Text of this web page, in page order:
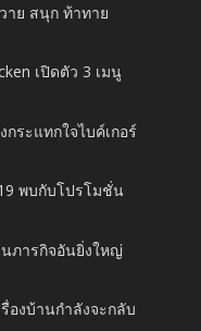
าย สนุก ท้าทาย
เปิดตัว 3 เมนู
ระแทกใจไบค์เกอร์
พบกับโปรโมชั่น
ภารกิจอันยิ่งใหญ่
องบ้านกำลังจะกลับ